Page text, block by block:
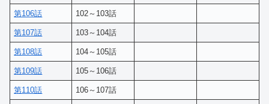
第106話 102～103話
第107話 103～104話
第108話 104～105話
第109話 105～106話
第110話 106～107話